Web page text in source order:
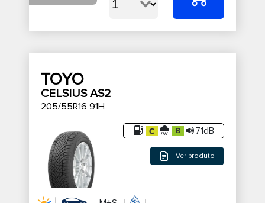
TOYO
CELSIUS AS2
205/55R16 91H
71dB
Ver produto